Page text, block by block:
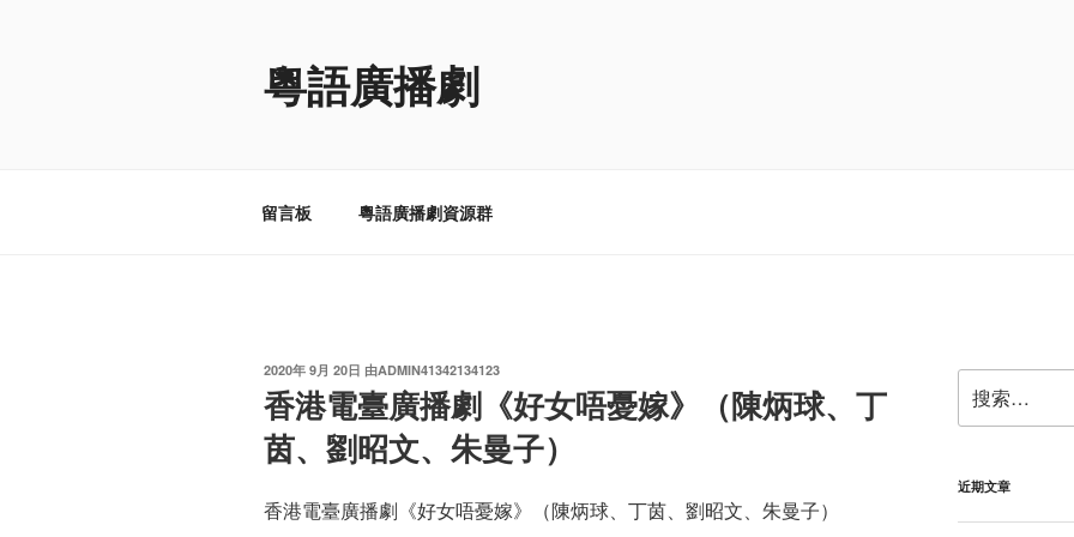
粵語廣播劇
留言板 粵語廣播劇資源群
发
布
于
2020年 9月 20日 由ADMIN41342134123
香港電臺廣播劇《好女唔憂嫁》（陳炳球、丁
茵、劉昭文、朱曼子）
香港電臺廣播劇《好女唔憂嫁》（陳炳球、丁茵、劉昭文、朱曼子）
索：
近期文章